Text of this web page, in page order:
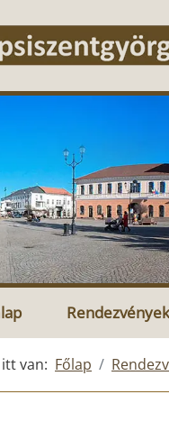
Rendezvények
van: Főlap